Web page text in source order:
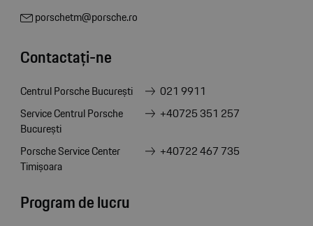
porschetm@porsche.ro
Contactați-ne
Centrul Porsche București
021 9911
Service Centrul Porsche
București
+40725 351 257
Porsche Service Center
Timișoara
+40722 467 735
Program de lucru